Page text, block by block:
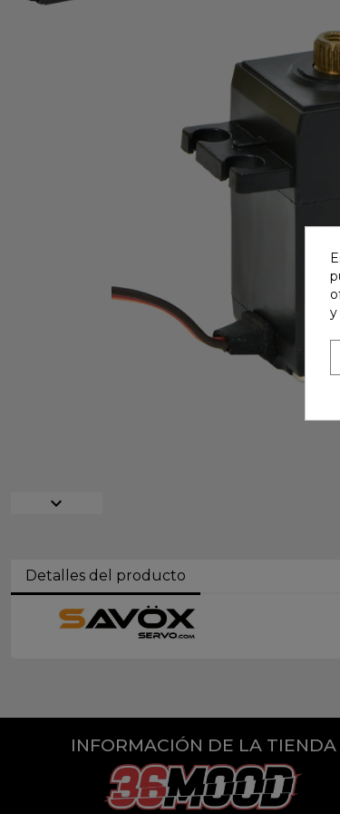
expand_more
Detalles del producto
INFORMACIÓN DE LA TIENDA
y